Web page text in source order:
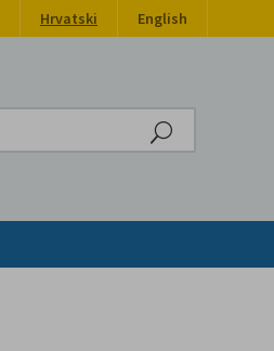
Hrvatski English